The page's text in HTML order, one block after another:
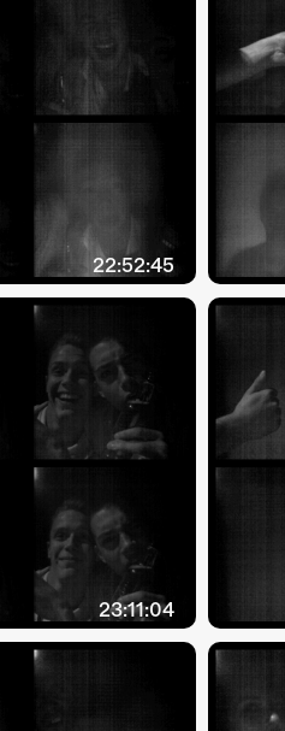
22:52:45
23:11:04